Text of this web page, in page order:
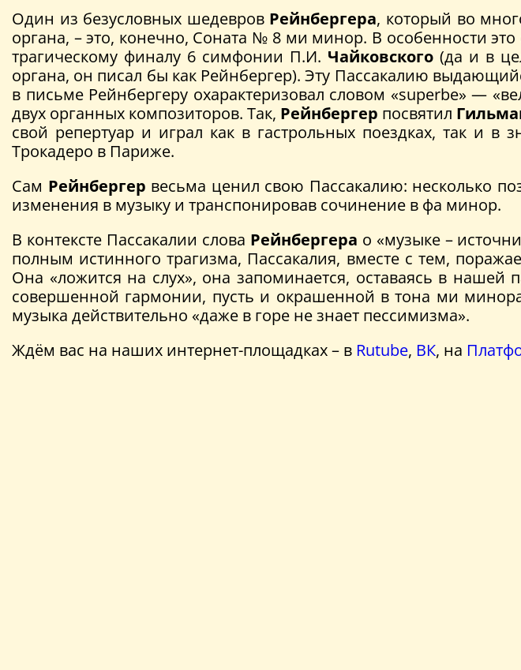
Один из безусловных шедевров Рейнбергера, который во
органа, – это, конечно, Соната № 8 ми минор. В особенности
трагическому финалу 6 симфонии П.И. Чайковского(да и в
органа, он писал бы как Рейнбергер). Эту Пассакалию
в письме Рейнбергеру охарактеризовал словом «superbe» —
двух органных композиторов. Так, Рейнбергер посвятил
свой репертуар и играл как в гастрольных поездках, так и
Трокадеро в Париже.
Сам Рейнбергер весьма ценил свою Пассакалию: несколько
изменения в музыку и транспонировав сочинение в фа минор.
В контексте Пассакалии слова Рейнбергера о «музыке –
полным истинного трагизма, Пассакалия, вместе с тем,
Она «ложится на слух», она запоминается, оставаясь в
совершенной гармонии, пусть и окрашенной в тона ми
музыка действительно «даже в горе не знает пессимизма».
Ждём вас на наших интернет-площадках – в Rutube, ВК, на